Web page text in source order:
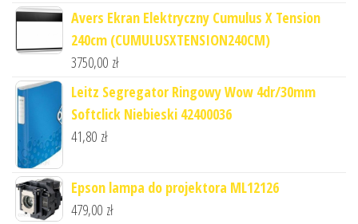
Avers Ekran Elektryczny Cumulus X Tension
240cm (CUMULUSXTENSION240CM)
3750,00 zł
Leitz Segregator Ringowy Wow 4dr/30mm
Softclick Niebieski 42400036
41,80 zł
Epson lampa do projektora ML12126
479,00 zł